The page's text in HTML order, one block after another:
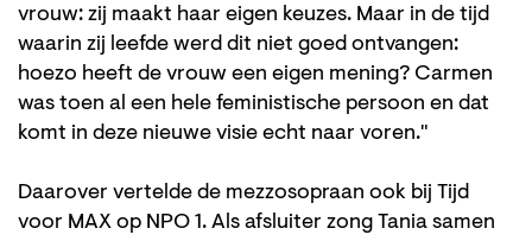
vrouw: zij maakt haar eigen keuzes. Maar in de tijd
waarin zij leefde werd dit niet goed ontvangen:
hoezo heeft de vrouw een eigen mening? Carmen
was toen al een hele feministische persoon en dat
komt in deze nieuwe visie echt naar voren."
Daarover vertelde de mezzosopraan ook bij Tijd
voor MAX op NPO 1. Als afsluiter zong Tania samen